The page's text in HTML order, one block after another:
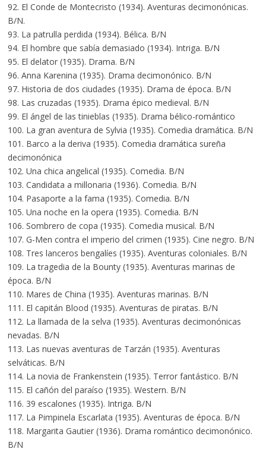
92. El Conde de Montecristo (1934). Aventuras decimonónicas.
B/N.
93. La patrulla perdida (1934). Bélica. B/N
94. El hombre que sabía demasiado (1934). Intriga. B/N
95. El delator (1935). Drama. B/N
96. Anna Karenina (1935). Drama decimonónico. B/N
97. Historia de dos ciudades (1935). Drama de época. B/N
98. Las cruzadas (1935). Drama épico medieval. B/N
99. El ángel de las tinieblas (1935). Drama bélico-romántico
100. La gran aventura de Sylvia (1935). Comedia dramática. B/N
101. Barco a la deriva (1935). Comedia dramática sureña
decimonónica
102. Una chica angelical (1935). Comedia. B/N
103. Candidata a millonaria (1936). Comedia. B/N
104. Pasaporte a la fama (1935). Comedia. B/N
105. Una noche en la opera (1935). Comedia. B/N
106. Sombrero de copa (1935). Comedia musical. B/N
107. G-Men contra el imperio del crimen (1935). Cine negro. B/N
108. Tres lanceros bengalíes (1935). Aventuras coloniales. B/N
109. La tragedia de la Bounty (1935). Aventuras marinas de
época. B/N
110. Mares de China (1935). Aventuras marinas. B/N
111. El capitán Blood (1935). Aventuras de piratas. B/N
112. La llamada de la selva (1935). Aventuras decimonónicas
nevadas. B/N
113. Las nuevas aventuras de Tarzán (1935). Aventuras
selváticas. B/N
114. La novia de Frankenstein (1935). Terror fantástico. B/N
115. El cañón del paraíso (1935). Western. B/N
116. 39 escalones (1935). Intriga. B/N
117. La Pimpinela Escarlata (1935). Aventuras de época. B/N
118. Margarita Gautier (1936). Drama romántico decimonónico.
B/N